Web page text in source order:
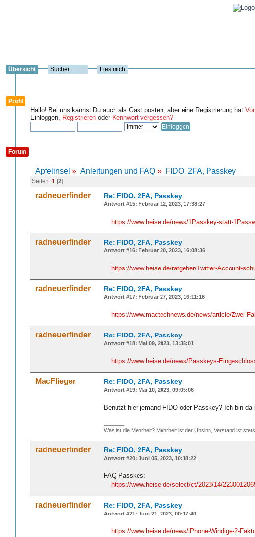
Übersicht + Lies mich
Profil
Hallo! Bei uns kannst Du auch als Gast posten, aber eine Registrierung hat
Einloggen, Registrieren oder Kennwort vergessen?
Forum
Apfelinsel » Anleitungen und FAQ » FIDO, 2FA, Passkey
Seiten: 1 [2]
radneuerfinder Re: FIDO, 2FA, Passkey
Antwort #15: Februar 12, 2023, 17:38:27
https://www.heise.de/news/1Passkey-statt-
radneuerfinder Re: FIDO, 2FA, Passkey
Antwort #16: Februar 20, 2023, 16:08:36
https://www.heise.de/ratgeber/Twitter-Account-
radneuerfinder Re: FIDO, 2FA, Passkey
Antwort #17: Februar 27, 2023, 16:11:16
https://www.mactechnews.de/news/article/Zwei-
radneuerfinder Re: FIDO, 2FA, Passkey
Antwort #18: Mai 09, 2023, 13:35:01
https://www.heise.de/news/Passkeys-
MacFlieger Re: FIDO, 2FA, Passkey
Antwort #19: Mai 10, 2023, 09:05:06
Benutzt hier jemand FIDO oder Passkey? Ich bin
Was ist die Mehrheit? Mehrheit ist der Unsinn, Verstand ist
radneuerfinder Re: FIDO, 2FA, Passkey
Antwort #20: Juni 05, 2023, 10:18:22
FAQ Passkes:
https://www.heise.de/select/ct/2023/14/
radneuerfinder Re: FIDO, 2FA, Passkey
Antwort #21: Juni 21, 2023, 00:17:40
https://www.heise.de/news/iPhone-Windige-2-